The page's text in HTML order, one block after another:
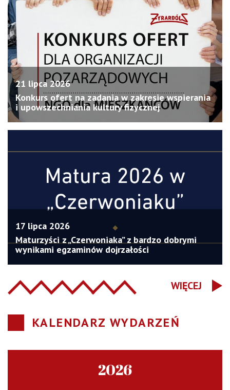
21 lipca 2026
Konkurs ofert na zadania w zakresie wspierania
i upowszechniania kultury fizycznej
17 lipca 2026
Maturzyści z „Czerwoniaka” z bardzo dobrymi
wynikami egzaminów dojrzałości
WIĘCEJ
KALENDARZ WYDARZEŃ
2026